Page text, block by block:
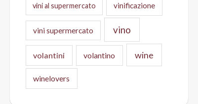
vini al supermercato vinificazione
vini supermercato vino
volantini volantino wine
winelovers